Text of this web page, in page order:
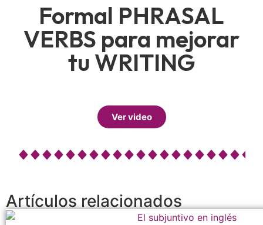
Formal PHRASAL
VERBS para mejorar
tu WRITING
Ver video
Artículos relacionados